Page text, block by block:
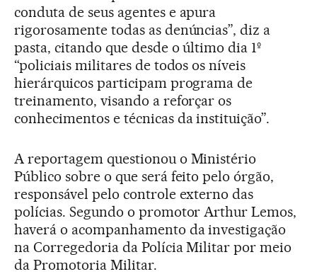
conduta de seus agentes e apura
rigorosamente todas as denúncias”, diz a
pasta, citando que desde o último dia 1º
“policiais militares de todos os níveis
hierárquicos participam programa de
treinamento, visando a reforçar os
conhecimentos e técnicas da instituição”.
A reportagem questionou o Ministério
Público sobre o que será feito pelo órgão,
responsável pelo controle externo das
polícias. Segundo o promotor Arthur Lemos,
haverá o acompanhamento da investigação
na Corregedoria da Polícia Militar por meio
da Promotoria Militar.